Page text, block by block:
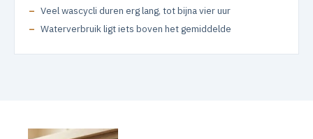
Veel wascycli duren erg lang, tot bijna vier uur
Waterverbruik ligt iets boven het gemiddelde